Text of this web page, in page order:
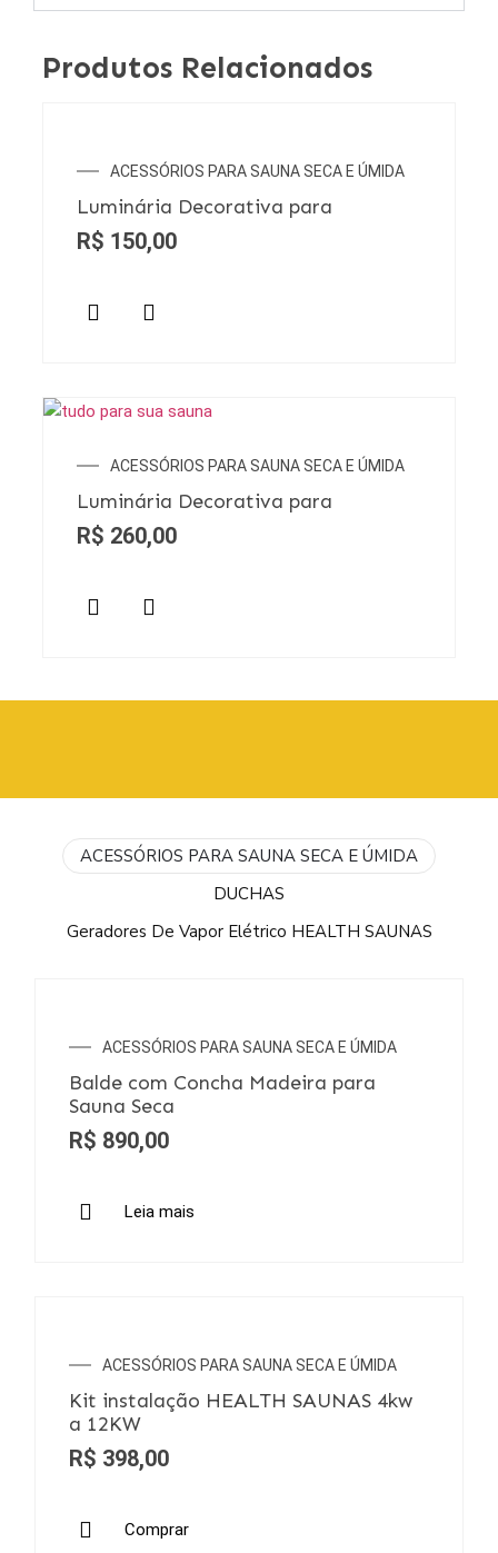
Produtos Relacionados
ACESSÓRIOS PARA SAUNA SECA E ÚMIDA
Luminária Decorativa para
R$ 150,00
ACESSÓRIOS PARA SAUNA SECA E ÚMIDA
Luminária Decorativa para
R$ 260,00
ACESSÓRIOS PARA SAUNA SECA E ÚMIDA
DUCHAS
Geradores De Vapor Elétrico HEALTH SAUNAS
ACESSÓRIOS PARA SAUNA SECA E ÚMIDA
Balde com Concha Madeira para
Sauna Seca
R$ 890,00
Leia mais
ACESSÓRIOS PARA SAUNA SECA E ÚMIDA
Kit instalação HEALTH SAUNAS 4kw
a 12KW
R$ 398,00
Comprar